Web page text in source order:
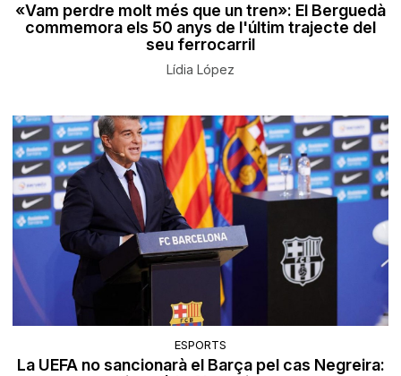
«Vam perdre molt més que un tren»: El Berguedà
commemora els 50 anys de l'últim trajecte del
seu ferrocarril
Lídia López
ESPORTS
La UEFA no sancionarà el Barça pel cas Negreira: